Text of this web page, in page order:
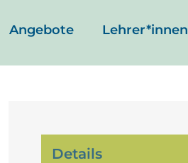
Angebote Lehrer*innen
Details